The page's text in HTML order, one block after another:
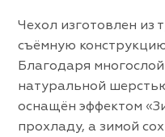
Чехол изготовлен из
съёмную
Благодаря
натуральной
оснащён эффектом
прохладу, а зимой